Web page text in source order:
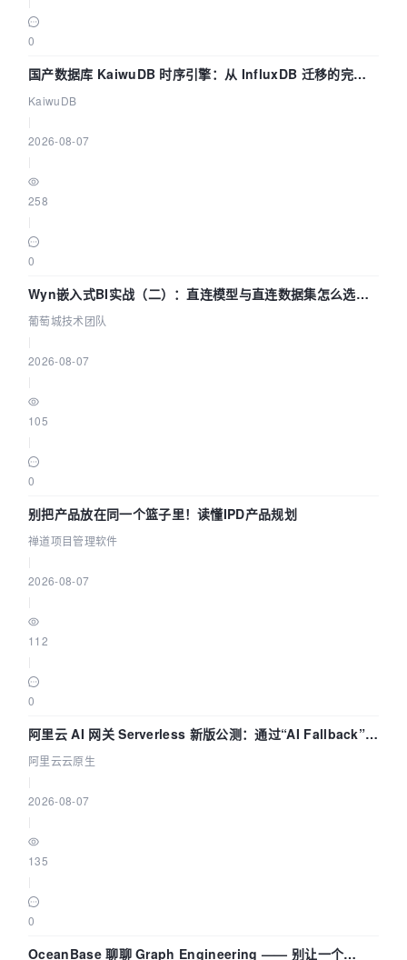
0
国产数据库 KaiwuDB 时序引擎：从 InfluxDB 迁移的完整
技术路径
KaiwuDB
2026-08-07
258
0
Wyn嵌入式BI实战（二）：直连模型与直连数据集怎么选，
参数为什么不生效？| 葡萄城技术团队
葡萄城技术团队
2026-08-07
105
0
别把产品放在同一个篮子里！读懂IPD产品规划
禅道项目管理软件
2026-08-07
112
0
阿里云 AI 网关 Serverless 新版公测：通过“AI Fallback”与
拓扑可视化构建 AI 流量治理底座
阿里云云原生
2026-08-07
135
0
OceanBase 聊聊 Graph Engineering —— 别让一个